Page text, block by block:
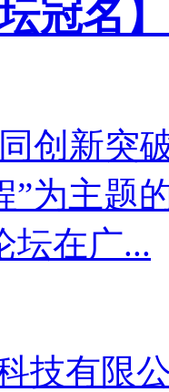
坛冠名
创新突
”为主题
坛在广...
技有限